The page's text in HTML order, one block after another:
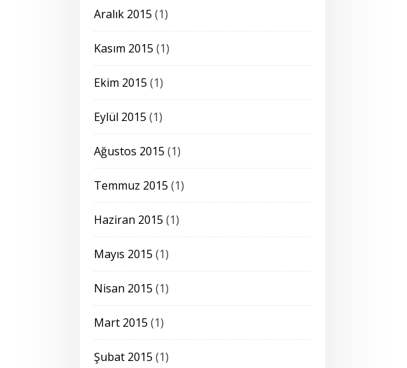
Aralık 2015 (1)
Kasım 2015 (1)
Ekim 2015 (1)
Eylül 2015 (1)
Ağustos 2015 (1)
Temmuz 2015 (1)
Haziran 2015 (1)
Mayıs 2015 (1)
Nisan 2015 (1)
Mart 2015 (1)
Şubat 2015 (1)